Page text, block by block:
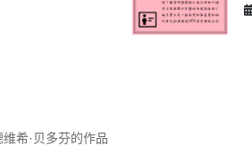
希·贝多芬的作品